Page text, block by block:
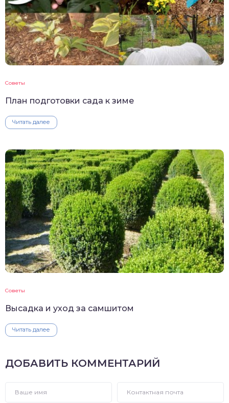
Советы
План подготовки сада к зиме
Читать далее
Советы
Высадка и уход за самшитом
Читать далее
ДОБАВИТЬ КОММЕНТАРИЙ